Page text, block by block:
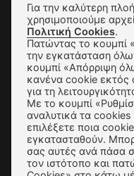
Τρόποι
Όροι
Για την καλύτερη
χρησιμοποιούμε
Πολιτική Cookies.
Πατώντας το κουμπί «Αποδοχή όλων» αποδέχεστε
την εγκατάσταση
κουμπί «Απόρριψη
κανένα cookie εκτός
για τη
Με το κουμπί
αναλυτικά τα
επιλέξετε ποια
εγκατασταθούν.
σας αυτές ανά πάσα
τον ιστότοπο και